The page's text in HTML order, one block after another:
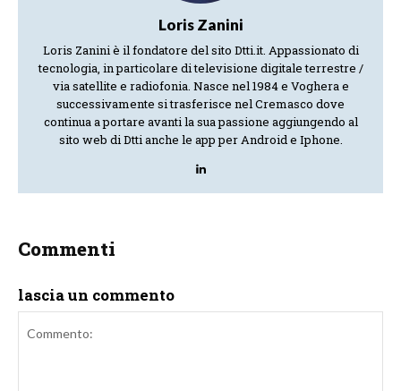
Loris Zanini
Loris Zanini è il fondatore del sito Dtti.it. Appassionato di
tecnologia, in particolare di televisione digitale terrestre /
via satellite e radiofonia. Nasce nel 1984 e Voghera e
successivamente si trasferisce nel Cremasco dove
continua a portare avanti la sua passione aggiungendo al
sito web di Dtti anche le app per Android e Iphone.
Commenti
lascia un commento